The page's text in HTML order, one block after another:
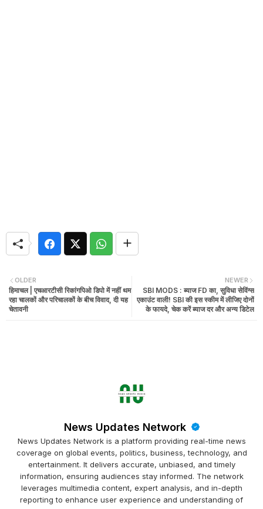
NEWER
SBI MODS : ब्याज FD का, सुविधा सेविंग्स
एकाउंट वाली! SBI की इस स्कीम में लीजिए दोनों
के फायदे, चेक करें ब्याज दर और अन्य डिटेल
OLDER
हिमाचल | एचआरटीसी रिकांगपिओ डिपो में नहीं थम
रहा चालकों और परिचालकों के बीच विवाद, दी यह
चेतावनी
News Updates Network
News Updates Network is a platform providing real-time news
coverage on global events, politics, business, technology, and
entertainment. It delivers accurate, unbiased, and timely
information, ensuring audiences stay informed. The network
leverages multimedia content, expert analysis, and in-depth
reporting to enhance user experience and understanding of